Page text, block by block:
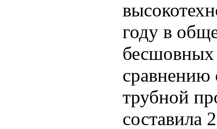
году в
бесшовных
сравнению
трубной
составила